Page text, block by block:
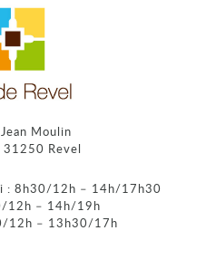
Moulin
31250 Revel
: 8h30/12h – 14h/17h30
12h – 14h/19h
12h – 13h30/17h